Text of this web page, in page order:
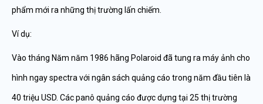
phẩm mới ra những thị trường lấn chiếm.
Ví dụ:
Vào tháng Năm năm 1986 hãng Polaroid đã tung ra máy ảnh cho
hình ngay spectra với ngân sách quảng cáo trong năm đầu tiên là
40 triệu USD. Các panô quảng cáo được dựng tại 25 thị trường